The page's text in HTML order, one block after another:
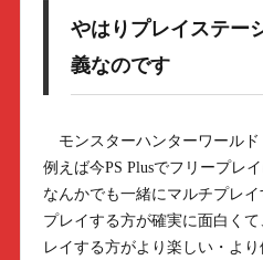
やはりプレイステー
義なのです
モンスターハンターワールド
例えば今PS Plusでフリープレ
なんかでも一緒にマルチプレ
プレイする方が確実に面白く
レイする方がより楽しい・よ